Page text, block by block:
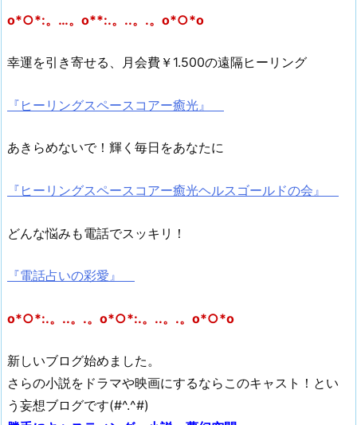
o*○*:。…。o**:.。..。.。o*○*o
幸運を引き寄せる、月会費￥1.500の遠隔ヒーリング
『ヒーリングスペースコアー癒光』
あきらめないで！輝く毎日をあなたに
『ヒーリングスペースコアー癒光ヘルスゴールドの会』
どんな悩みも電話でスッキリ！
『電話占いの彩愛』
o*○*:.。..。.。o*○*:.。..。.。o*○*o
新しいブログ始めました。
さらの小説をドラマや映画にするならこのキャスト！とい
う妄想ブログです(#^.^#)